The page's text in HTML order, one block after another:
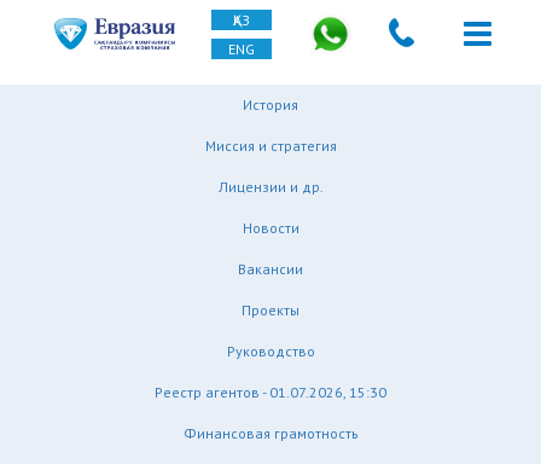
ҚАЗ
ENG
История
Миссия и стратегия
Лицензии и др.
Новости
Вакансии
Проекты
Руководство
Реестр агентов - 01.07.2026, 15:30
Финансовая грамотность